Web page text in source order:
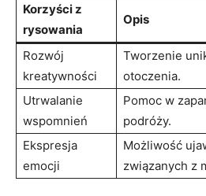
Korzyści z
⁣rysowania
Opis
Rozwój ​
kreatywności
Tworzenie
otoczenia.
Utrwalanie⁢
wspomnień
Pomoc ⁣w
podróży.
Ekspresja
emocji
Możliwość
związanych z